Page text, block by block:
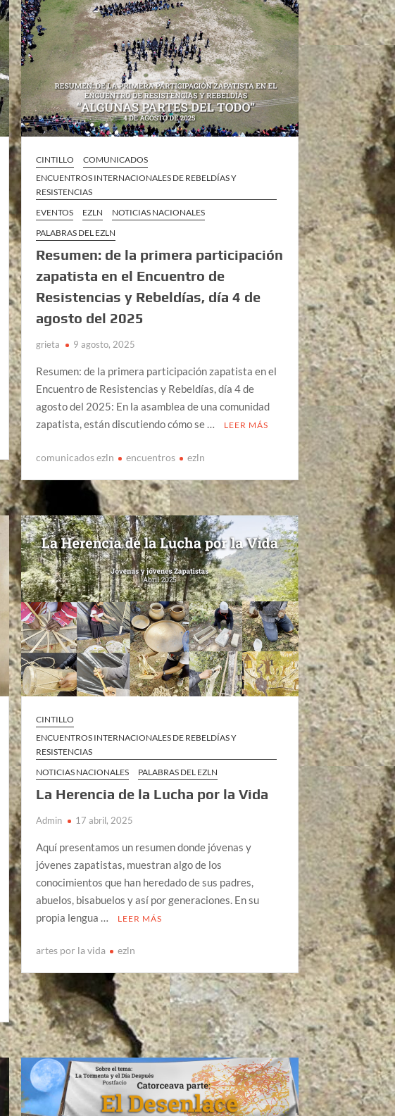
CINTILLO
COMUNICADOS
ENCUENTROS INTERNACIONALES DE REBELDÍAS Y
RESISTENCIAS
EVENTOS
EZLN
NOTICIAS NACIONALES
PALABRAS DEL EZLN
Resumen: de la primera participación
zapatista en el Encuentro de
Resistencias y Rebeldías, día 4 de
agosto del 2025
grieta 9 agosto, 2025
Resumen: de la primera participación zapatista en el
Encuentro de Resistencias y Rebeldías, día 4 de
agosto del 2025: En la asamblea de una comunidad
zapatista, están discutiendo cómo se …
LEER MÁS
comunicados ezln encuentros ezln
CINTILLO
ENCUENTROS INTERNACIONALES DE REBELDÍAS Y
RESISTENCIAS
NOTICIAS NACIONALES
PALABRAS DEL EZLN
La Herencia de la Lucha por la Vida
Admin 17 abril, 2025
Aquí presentamos un resumen donde jóvenas y
jóvenes zapatistas, muestran algo de los
conocimientos que han heredado de sus padres,
abuelos, bisabuelos y así por generaciones. En su
propia lengua …
LEER MÁS
artes por la vida ezln